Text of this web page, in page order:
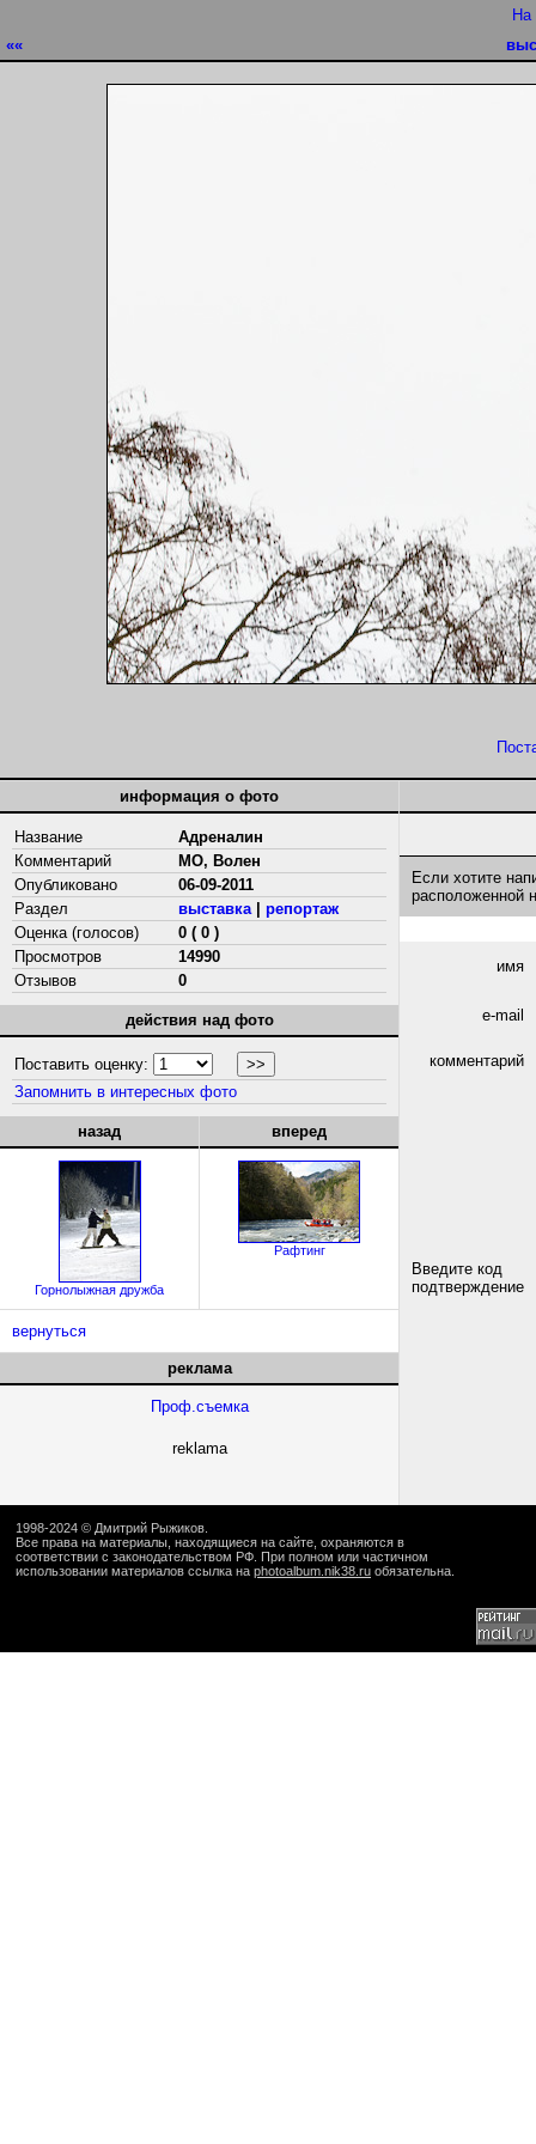
На
««
информация о фото
Название
Адреналин
Комментарий
МО, Волен
Опубликовано
06-09-2011
Раздел
выставка| репортаж
Оценка (голосов)
0 ( 0 )
Просмотров
14990
Отзывов
0
действия над фото
Поставить оценку:
Запомнить в интересных фото
назад
Горнолыжная дружба
вперед
Рафтинг
вернуться
реклама
Проф.съемка
reklama
Если хотите
расположенной
имя
e-mail
комментарий
Введите код
подтверждение
1998-2024 © Дмитрий Рыжиков
Все права на материалы, находящиеся на сайте, охраняются в
соответствии с законодательством РФ. При полном или частичном
использовании материалов ссылка на photoalbum.nik38.ru обязательна.